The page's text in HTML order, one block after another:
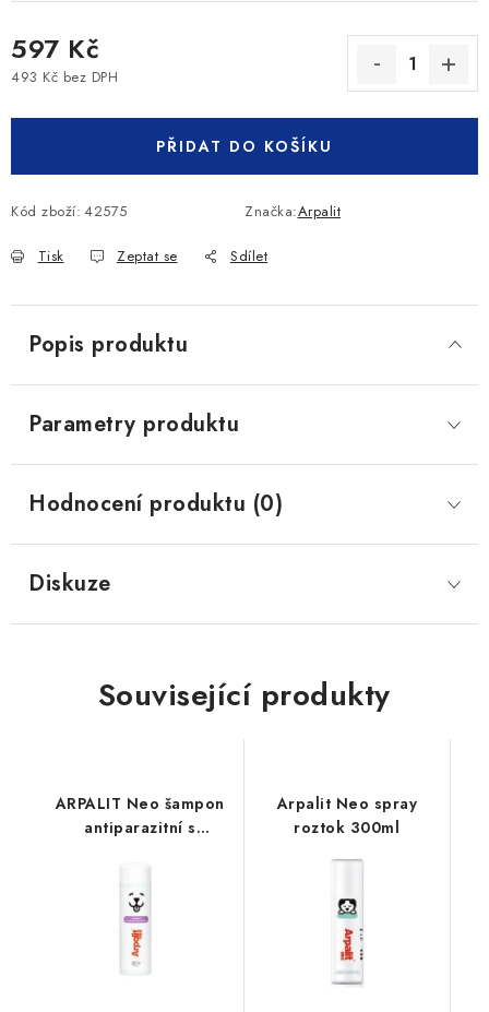
597 Kč
493 Kč bez DPH
PŘIDAT DO KOŠÍKU
Kód zboží: 42575 Značka:Arpalit
Tisk Zeptat se Sdílet
Popis produktu
Parametry produktu
Hodnocení produktu (0)
Diskuze
Související produkty
ARPALIT Neo šampon
antiparazitní s
Arpalit Neo spray
roztok 300ml